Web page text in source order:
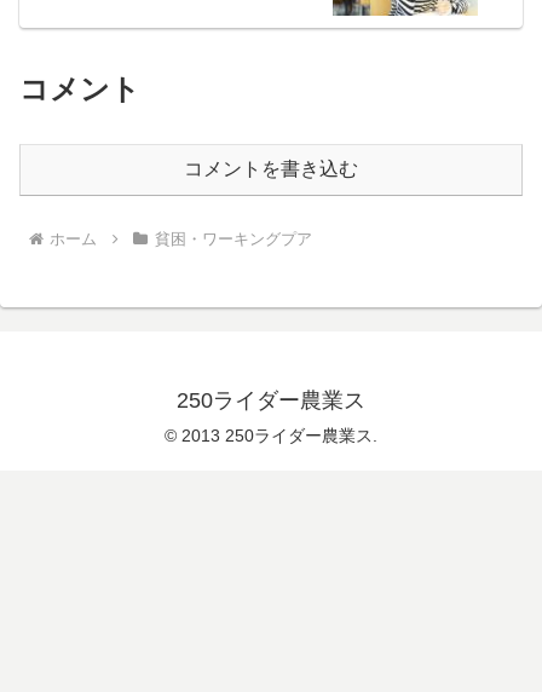
コメント
コメントを書き込む
ホーム 貧困・ワーキングプア
250ライダー農業ス
© 2013 250ライダー農業ス.